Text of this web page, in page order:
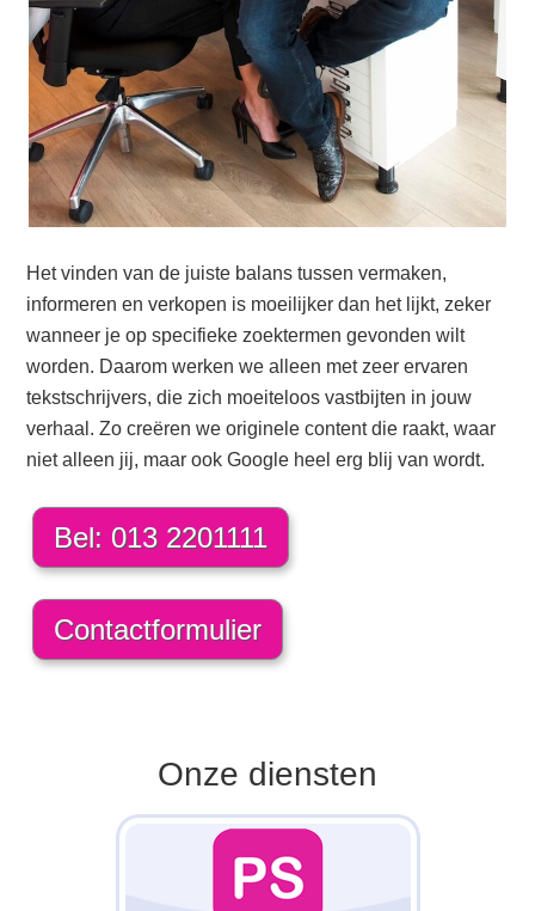
Het vinden van de juiste balans tussen vermaken,
informeren en verkopen is moeilijker dan het lijkt, zeker
wanneer je op specifieke zoektermen gevonden wilt
worden. Daarom werken we alleen met zeer ervaren
tekstschrijvers, die zich moeiteloos vastbijten in jouw
verhaal. Zo creëren we originele content die raakt, waar
niet alleen jij, maar ook Google heel erg blij van wordt.
Bel: 013 2201111
Contactformulier
Onze diensten